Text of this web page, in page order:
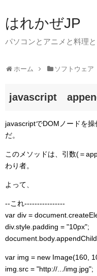
はれかぜJP
パソコンとアニメと料理
ホーム ソフトウェア
javascript
javascriptでDOMノードを
だ。
このメソッドは、引数(＝
わり者。
よって、
--これ----------------
var div =
div.style.padding = "10px";
var img = new Image(160,
img.src = "http://.../img.jpg";